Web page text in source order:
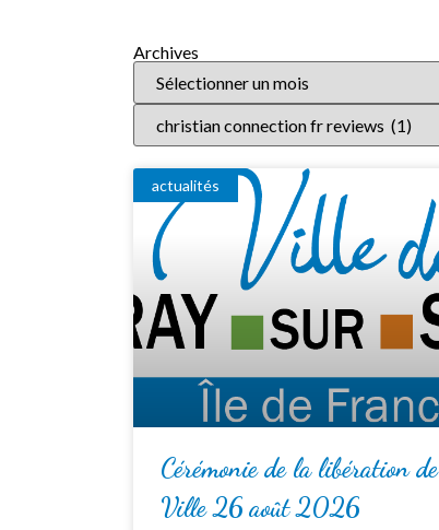
Archives
actualités
Cérémonie de la libération
Ville 26 août 2026